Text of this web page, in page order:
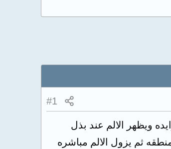
#1
ويظهر الالم عند بذل
ثم يزول الالم مباشره